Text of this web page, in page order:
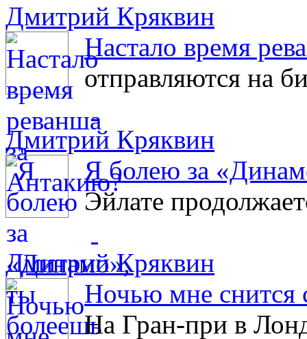
Дмитрий Кряквин
Настало время
отправляются на
Дмитрий Кряквин
Я болею за
Эйлате
Дмитрий Кряквин
Ночью мне снится
На Гран-при в